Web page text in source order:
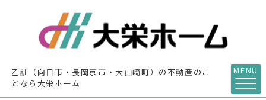
乙訓（向日市・長岡京市・大山崎町）の不動産のこ
となら大栄ホーム
MENU